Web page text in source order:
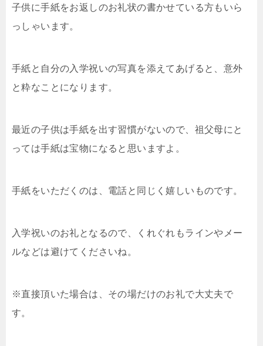
子供に手紙をお返しのお礼状の書かせている方もいら
っしゃいます。
手紙と自分の入学祝いの写真を添えてあげると、意外
と粋なことになります。
最近の子供は手紙を出す習慣がないので、祖父母にと
っては手紙は宝物になると思いますよ。
手紙をいただくのは、電話と同じく嬉しいものです。
入学祝いのお礼となるので、くれぐれもラインやメー
ルなどは避けてくださいね。
※直接頂いた場合は、その場だけのお礼で大丈夫で
す。